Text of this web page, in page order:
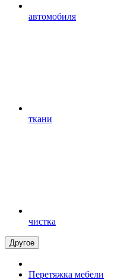
автомобиля
ткани
чистка
Другое
Перетяжка мебели